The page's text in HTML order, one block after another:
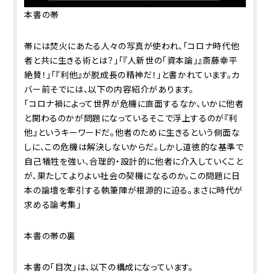
本書の帯
帯には焚火にあたる人々の写真が使われ、「コロナ時代――他
者と共に生きる術とは？」「『人新世の「資本論」』斎藤幸平
絶賛！」「『利他』が脱成長の精神だ！」と書かれています。カ
バー前そでには、以下の内容紹介があります。
「コロナ禍によって世界が危機に直面するなか、いかに他者
と関わるのかが問題になっているそこで浮上するのが『利
他』というキーワードだ。他者のために生きるという側面な
しに、この危機は解決しないからだ。しかし道徳的な基準で
自己犠牲を強い、合理的・設計的に他者に介入していくこと
が、果たしてよりよい社会の契機になるのか。この問題に日
本の論壇を牽引する執筆陣が根源的に迫る。まさに時代が
求める論考集」
本書の帯の裏
本書の「目次」は、以下の構成になっています。